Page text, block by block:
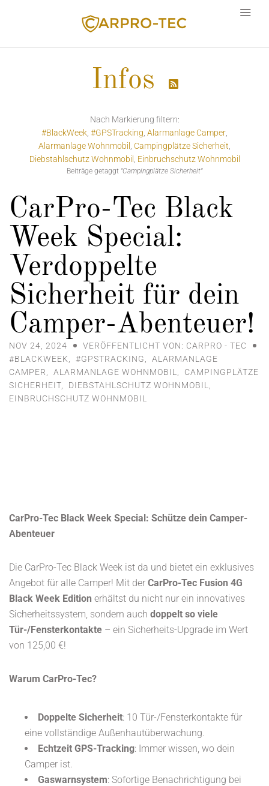
Infos 
Nach Markierung filtern:
#BlackWeek #GPSTracking Alarmanlage Camper
Alarmanlage Wohnmobil
Campingplätze Sicherheit
Diebstahlschutz Wohnmobil
Einbruchschutz Wohnmobil
Beiträge getaggt "Campingplätze Sicherheit"
CarPro-Tec Black
Week Special:
Verdoppelte
Sicherheit für dein
Camper-Abenteuer!
NOV 24, 2024
VERÖFFENTLICHT VON: CARPRO - TEC
#BLACKWEEK
#GPSTRACKING
ALARMANLAGE
CAMPER
ALARMANLAGE WOHNMOBIL
CAMPINGPLÄTZE
SICHERHEIT
DIEBSTAHLSCHUTZ WOHNMOBIL
EINBRUCHSCHUTZ WOHNMOBIL
CarPro-Tec Black Week Special: Schütze dein Camper-
Abenteuer
Die CarPro-Tec Black Week ist da und bietet ein exklusives
Angebot für alle Camper! Mit der CarPro-Tec Fusion 4G
Black Week Edition erhältst du nicht nur ein innovatives
Sicherheitssystem, sondern auch doppelt so viele
Tür-/Fensterkontakte – ein Sicherheits-Upgrade im Wert
von 125,00 €!
Warum CarPro-Tec?
Doppelte Sicherheit: 10 Tür-/Fensterkontakte für
eine vollständige Außenhautüberwachung.
Echtzeit GPS-Tracking: Immer wissen, wo dein
Camper ist.
Gaswarnsystem: Sofortige Benachrichtigung bei